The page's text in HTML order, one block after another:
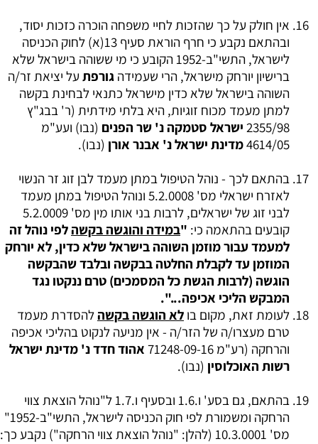
אין חולק על כך שהזכות לחיי משפחה הוכרה כזכות יסוד,
ובהתאם נקבע כי חרף הוראת סעיף 13(א) לחוק הכניסה
לישראל, התשי"ב-1952 הקובע כי מי ששוהה בישראל שלא
ברישיון יורחק מישראל, הרי שעמידה גורפת על יציאת זר/ה
השוהה בישראל שלא כדין מישראל כתנאי לבחינת בקשה
למתן מעמד מכוח זוגיות, היא בלתי מידתית (ר' בבג"ץ
2355/98 ישראל סטמקה נ' שר הפנים (נבו) ועע"מ
4614/05מדינת ישראל נ' אבנר אורן (נבו).
בהתאם לכך - נוהל הטיפול במתן מעמד לבן זוג זר הנשוי
לאזרח ישראלי מס' 5.2.0008 ונוהל הטיפול במתן מעמד
לבני זוג של ישראלים, לרבות בני אותו מין מס' 5.2.0009
קובעים בהתאמה כי: "במידה והוגשה בקשהלפי נוהל זה
למעמד עבור מוזמן השוהה בישראל שלא כדין, לא יורחק
המוזמן עד לקבלת החלטה בבקשה ובלבד שהבקשה
הוגשה (לרבות הגשת כל המסמכים) טרם ננקטו נגד
המבקש הליכי אכיפה...".
לעומת זאת, מקום בו לא הוגשה בקשהלהסדרת מעמד
טרם מעצרו/ה של הזר/ה - אין מניעה לנקוט בהליכי אכיפה
והרחקה (רע"מ 71248-09-16
אהוד חדד נ' מדינת ישראל
רשות האוכלוסין (נבו).
בהתאם, גם בסע' ו.1.6 ובסעיף ו.1.7 ל"נוהל הוצאת צווי
הרחקה ומשמורת לפי חוק הכניסה לישראל, התשי"ב-1952"
מס' 10.3.0001 (להלן: "נוהל הוצאת צווי הרחקה") נקבע כך: